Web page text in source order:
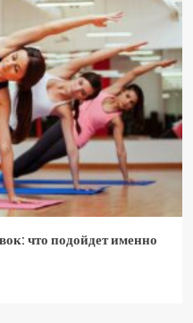
что подойдет именно